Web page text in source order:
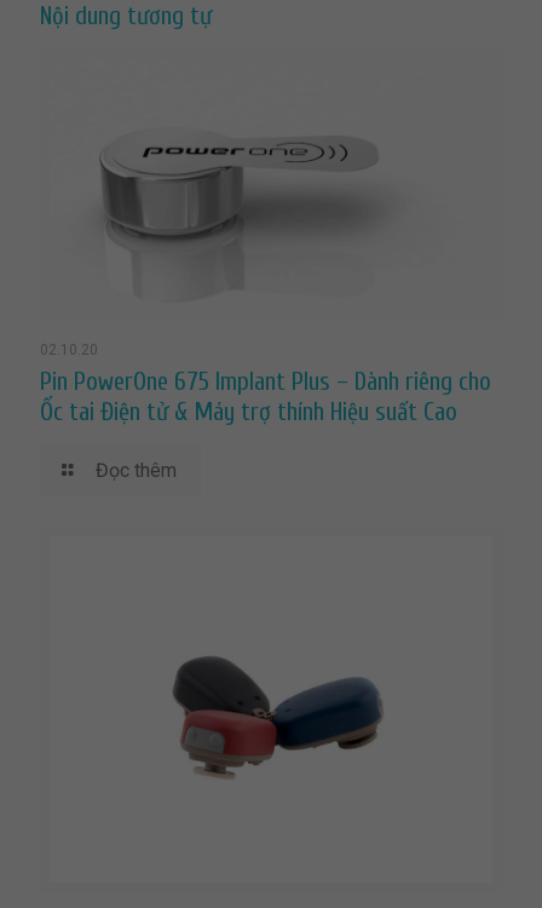
Nội dung tương tự
02.10.20
Pin PowerOne 675 Implant Plus – Dành riêng cho
Ốc tai Điện tử & Máy trợ thính Hiệu suất Cao
Đọc thêm